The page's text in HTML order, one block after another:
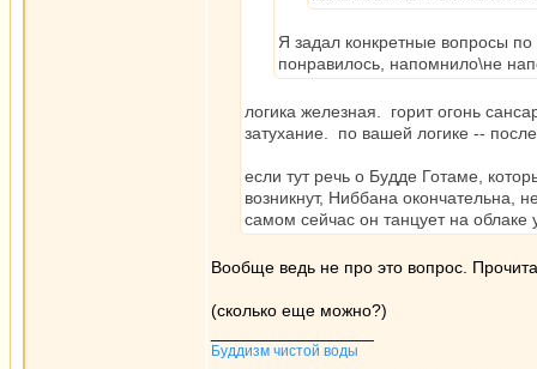
Я задал конкретные вопросы
понравилось, напомнило\не
логика железная. горит огонь
затухание. по вашей логике --
если тут речь о Будде Готаме,
возникнут, Ниббана окончательна,
самом сейчас он танцует на
Вообще ведь не про это вопрос.
(сколько еще можно?)
Буддизм чистой воды